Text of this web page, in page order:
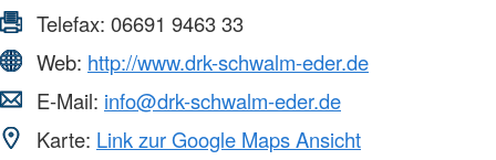
Telefax: 06691 9463 33
Web: http://www.drk-schwalm-eder.de
E-Mail: info@drk-schwalm-eder.de
Karte: Link zur Google Maps Ansicht